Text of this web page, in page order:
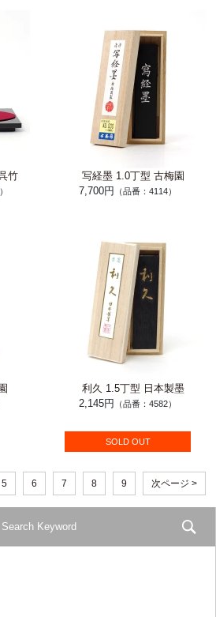
竹
写経墨 1.0丁型 古梅園
7,700円
（品番：4114）
利久 1.5丁型 日本製墨
2,145円
（品番：4582）
SOLD OUT
5 6 7 8 9 次ページ >